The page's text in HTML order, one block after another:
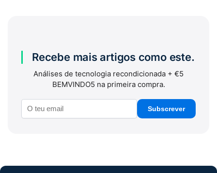
Recebe mais artigos como este.
Análises de tecnologia recondicionada + €5
BEMVINDO5 na primeira compra.
Subscrever